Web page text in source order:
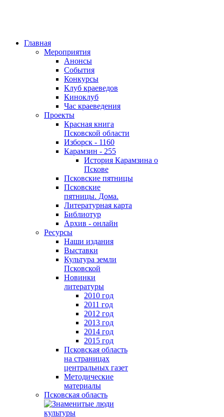
Главная
Мероприятия
Анонсы
События
Конкурсы
Клуб краеведов
Киноклуб
Час краеведения
Проекты
Красная книга
Псковской области
Изборск - 1160
Карамзин - 255
История Карамзина о
Пскове
Псковские пятницы
Псковские
пятницы. Дома.
Литературная карта
Библиотур
Архив - онлайн
Ресурсы
Наши издания
Выставки
Культура земли
Псковской
Новинки
литературы
2010 год
2011 год
2012 год
2013 год
2014 год
2015 год
Псковская область
на страницах
центральных газет
Методические
материалы
Псковская область